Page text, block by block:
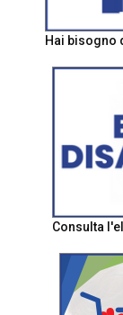
Hai bisogno
Consulta